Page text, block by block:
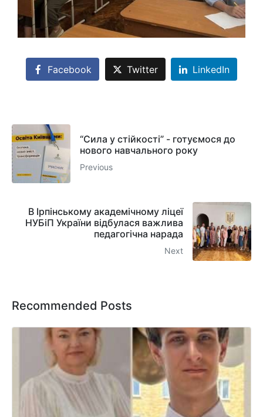
Facebook Twitter LinkedIn
“Сила у стійкості” - готуємося до
нового навчального року
Previous
В Ірпінському академічному ліцеї
НУБіП України відбулася важлива
педагогічна нарада
Next
Recommended Posts